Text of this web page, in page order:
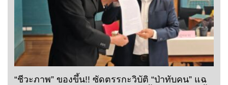
“ชีวะภาพ” ของขึ้น!! ซัดตรรกะวิบัติ “ป่าทับคน” แฉ